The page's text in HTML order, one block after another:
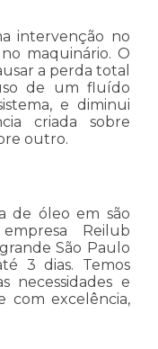
intervenção no
maquinário. O
a perda total
de um fluído
e diminui
criada sobre
outro.
de óleo em são
Reilub
São Paulo
3 dias. Temos
necessidades e
com excelência,